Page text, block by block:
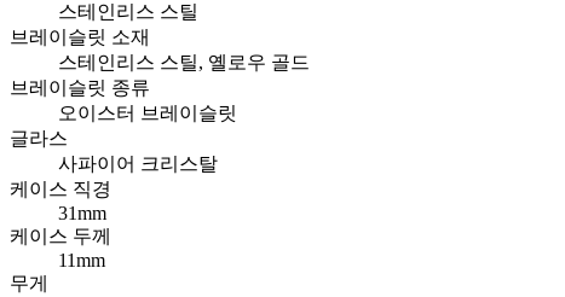
스테인리스 스틸
브레이슬릿 소재
스테인리스 스틸, 옐로우 골드
브레이슬릿 종류
오이스터 브레이슬릿
글라스
사파이어 크리스탈
케이스 직경
31mm
케이스 두께
11mm
무게